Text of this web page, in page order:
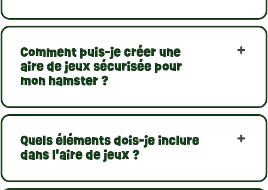
Comment puis-je créer une
aire de jeux sécurisée pour
mon hamster ?
Quels éléments dois-je inclure
dans l'aire de jeux ?